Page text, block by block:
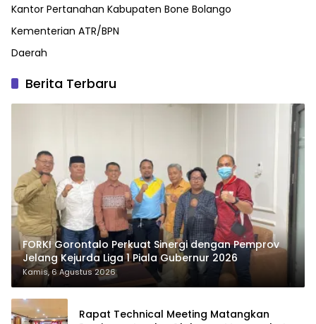
Kantor Pertanahan Kabupaten Bone Bolango
Kementerian ATR/BPN
Daerah
Berita Terbaru
FORKI Gorontalo Perkuat Sinergi dengan Pemprov
Jelang Kejurda Liga 1 Piala Gubernur 2026
Kamis, 6 Agustus 2026
Rapat Technical Meeting Matangkan